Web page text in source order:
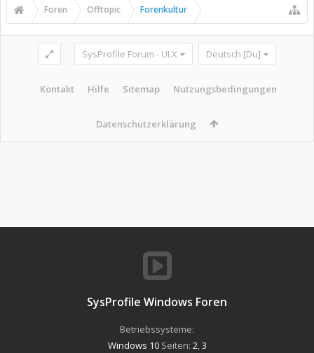
Foren Offtopic Forenkultur
SysProfile Forum - UI.X Deutsch [Du]
Kontakt Hilfe Sitemap Nutzungsbedingungen
Datenschutzerklärung
SysProfile Windows Foren
Betriebssysteme:
Windows 10Seiten: 2,3